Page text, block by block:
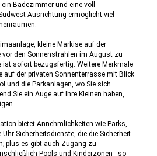
Badezimmer und eine voll
Ausrichtung ermöglicht viel
kleine Markise auf der
vor den Sonnenstrahlen im August zu
ist sofort bezugsfertig. Weitere Merkmale
auf der privaten Sonnenterrasse mit Blick
und die Parkanlagen, wo Sie sich
Sie ein Auge auf Ihre Kleinen haben,
bietet Annehmlichkeiten wie Parks,
Uhr-Sicherheitsdienste, die die Sicherheit
plus es gibt auch Zugang zu
Pools und Kinderzonen - so